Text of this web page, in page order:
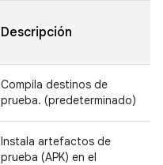
Descripción
Compila destinos de
prueba. (predeterminado)
Instala artefactos de
prueba (APK) en el